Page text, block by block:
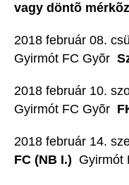
vagy döntõ
2018 február 08.
Gyirmót FC Gyõr 
2018 február
Gyirmót FC Gyõr 
2018 február
FC (NB I.) 